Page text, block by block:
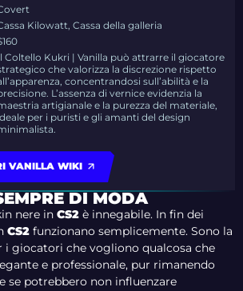
Kilowatt, Cassa della galleria
Coltello Kukri | Vanilla può attrarre il giocatore
che valorizza la discrezione rispetto
concentrandosi sull’abilità e la
L’assenza di vernice evidenzia la
artigianale e la purezza del materiale,
per i puristi e gli amanti del design
VANILLA WIKI
DI MODA
nere in CS2 è innegabile. In fin dei
CS2 funzionano semplicemente. Sono la
i giocatori che vogliono qualcosa che
e professionale, pur rimanendo
se potrebbero non influenzare